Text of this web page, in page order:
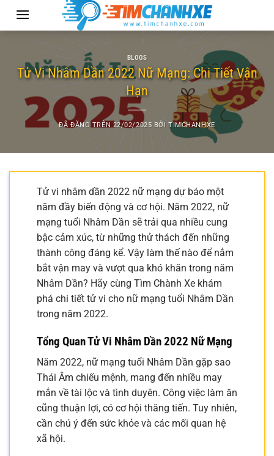
BLOGS
Tử Vi Nhâm Dần 2022 Nữ Mạng: Chi Tiết Vận
Hạn
ĐÃ ĐĂNG TRÊN 22/02/2025 BỞITIMCHANHXE
Tử vi nhâm dần 2022 nữ mạng dự báo một
năm đầy biến động và cơ hội. Năm 2022, nữ
mạng tuổi Nhâm Dần sẽ trải qua nhiều cung
bậc cảm xúc, từ những thử thách đến những
thành công đáng kể. Vậy làm thế nào để nắm
bắt vận may và vượt qua khó khăn trong năm
Nhâm Dần? Hãy cùng Tìm Chành Xe khám
phá chi tiết tử vi cho nữ mạng tuổi Nhâm Dần
trong năm 2022.
Tổng Quan Tử Vi Nhâm Dần 2022 Nữ Mạng
Năm 2022, nữ mạng tuổi Nhâm Dần gặp sao
Thái Âm chiếu mệnh, mang đến nhiều may
mắn về tài lộc và tình duyên. Công việc làm ăn
cũng thuận lợi, có cơ hội thăng tiến. Tuy nhiên,
cần chú ý đến sức khỏe và các mối quan hệ
xã hội.